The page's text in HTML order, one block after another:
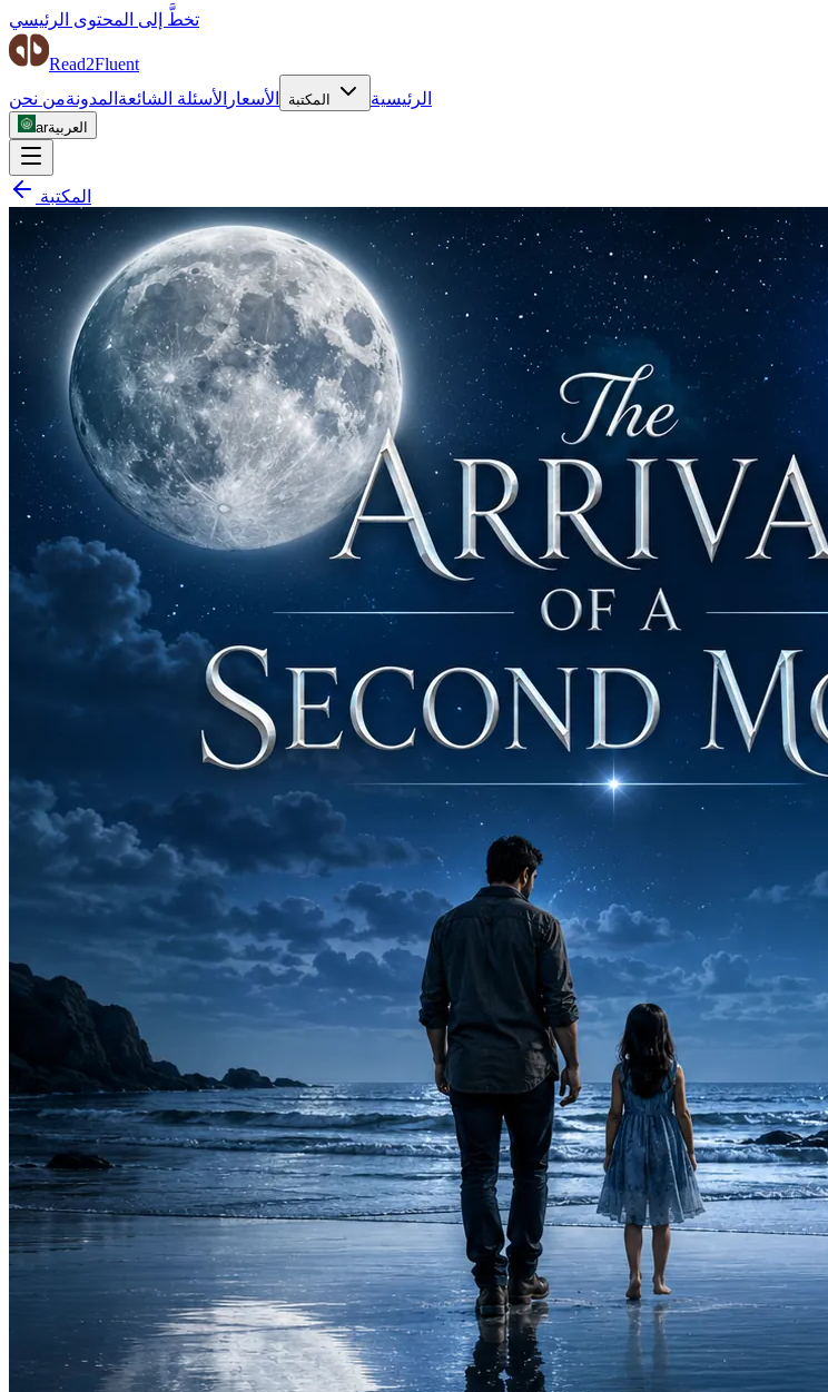
تخطَّ إلى المحتوى الرئيسي
Read2Fluent
الرئيسية
المكتبة الأسعار الأسئلة الشائعة المدونةمن نحن
arالعربية
المكتبة